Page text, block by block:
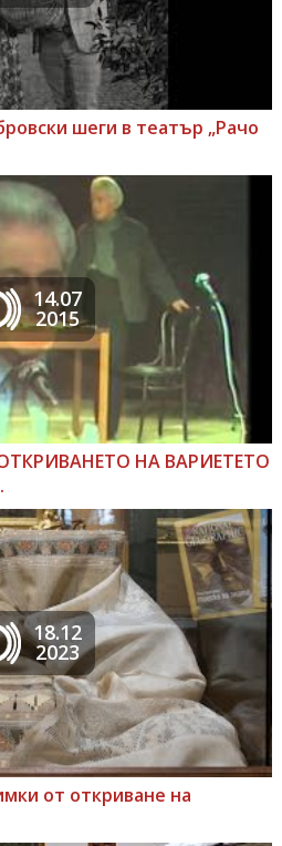
шеги в театър „Рачо
14.07
2015
НА ВАРИЕТЕТО
18.12
2023
от откриване на